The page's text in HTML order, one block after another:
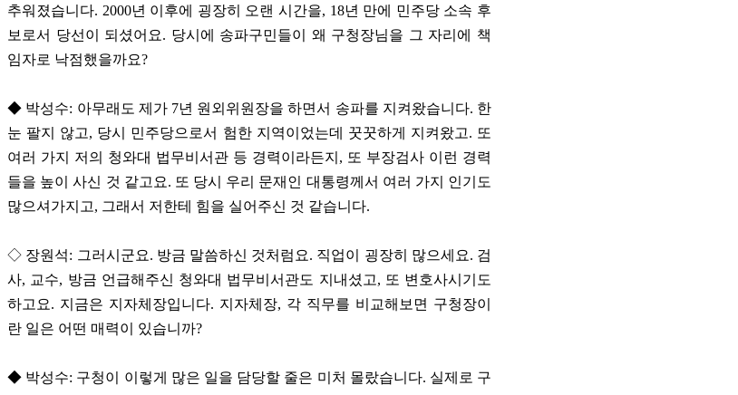
추워졌습니다. 2000년 이후에 굉장히 오랜 시간을, 18년 만에 민주당 소속 후
보로서 당선이 되셨어요. 당시에 송파구민들이 왜 구청장님을 그 자리에 책
임자로 낙점했을까요?
◆ 박성수: 아무래도 제가 7년 원외위원장을 하면서 송파를 지켜왔습니다. 한
눈 팔지 않고, 당시 민주당으로서 험한 지역이었는데 꿋꿋하게 지켜왔고. 또
여러 가지 저의 청와대 법무비서관 등 경력이라든지, 또 부장검사 이런 경력
들을 높이 사신 것 같고요. 또 당시 우리 문재인 대통령께서 여러 가지 인기도
많으셔가지고, 그래서 저한테 힘을 실어주신 것 같습니다.
◇ 장원석: 그러시군요. 방금 말씀하신 것처럼요. 직업이 굉장히 많으세요. 검
사, 교수, 방금 언급해주신 청와대 법무비서관도 지내셨고, 또 변호사시기도
하고요. 지금은 지자체장입니다. 지자체장, 각 직무를 비교해보면 구청장이
란 일은 어떤 매력이 있습니까?
◆ 박성수: 구청이 이렇게 많은 일을 담당할 줄은 미처 몰랐습니다. 실제로 구